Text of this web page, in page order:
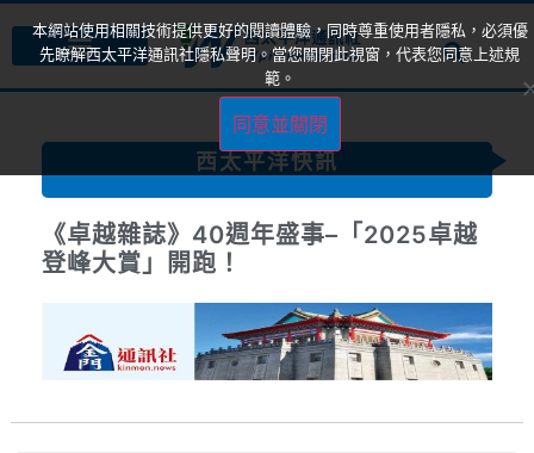
西太平洋快訊
《卓越雜誌》40週年盛事–「2025卓越
登峰大賞」開跑！
本網站使用相關技術提供更好的閱讀體驗，同時尊重使用者隱私，必須優
先瞭解西太平洋通訊社隱私聲明。當您關閉此視窗，代表您同意上述規
範。
同意並關閉